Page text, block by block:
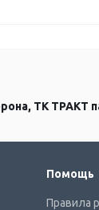
ТК ТРАКТ
Помощь
Правила